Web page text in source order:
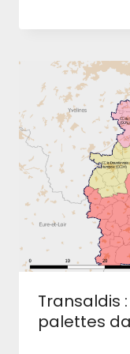
Transaldis
palettes